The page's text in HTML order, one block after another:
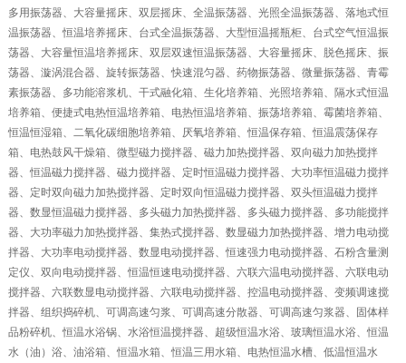
多用振荡器、大容量摇床、双层摇床、全温振荡器、光照全温振荡器、落地式恒
温振荡器、恒温培养摇床、台式全温振荡器、大型恒温摇瓶柜、台式空气恒温振
荡器、大容量恒温培养摇床、双层双速恒温振荡器、大容量摇床、脱色摇床、振
荡器、漩涡混合器、旋转振荡器、快速混匀器、药物振荡器、微量振荡器、青霉
素振荡器、多功能溶浆机、干式融化箱、生化培养箱、光照培养箱、隔水式恒温
培养箱、便捷式电热恒温培养箱、电热恒温培养箱、振荡培养箱、霉菌培养箱、
恒温恒湿箱、二氧化碳细胞培养箱、厌氧培养箱、恒温保存箱、恒温震荡保存
箱、电热鼓风干燥箱、微型磁力搅拌器、磁力加热搅拌器、双向磁力加热搅拌
器、恒温磁力搅拌器、磁力搅拌器、定时恒温磁力搅拌器、大功率恒温磁力搅拌
器、定时双向磁力加热搅拌器、定时双向恒温磁力搅拌器、双头恒温磁力搅拌
器、数显恒温磁力搅拌器、多头磁力加热搅拌器、多头磁力搅拌器、多功能搅拌
器、大功率磁力加热搅拌器、集热式搅拌器、数显磁力加热搅拌器、增力电动搅
拌器、大功率电动搅拌器、数显电动搅拌器、恒速强力电动搅拌器、石粉含量测
定仪、双向电动搅拌器、恒温恒速电动搅拌器、六联六温电动搅拌器、六联电动
搅拌器、六联数显电动搅拌器、六联电动搅拌器、控温电动搅拌器、变频调速搅
拌器、组织捣碎机、可调高速匀浆、可调高速分散器、可调高速匀浆器、固体样
品粉碎机、恒温水浴锅、水浴恒温搅拌器、超级恒温水浴、玻璃恒温水浴、恒温
水（油）浴、油浴箱、恒温水箱、恒温三用水箱、电热恒温水槽、低温恒温水